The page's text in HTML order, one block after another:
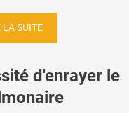
LA SUITE
d'enrayer le